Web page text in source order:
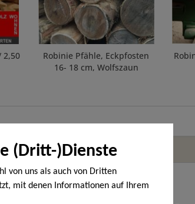
(Dritt-)Dienste
von uns als auch von Dritten
mit denen Informationen auf Ihrem
Endgerät abgerufen werden. Bei
2,50
Robinie Pfähle, Eckpfosten
16- 18 cm, Wolfszaun
Service Hotline